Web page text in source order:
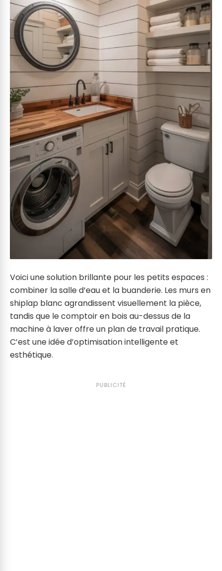
Voici une solution brillante pour les petits espaces :
combiner la salle d’eau et la buanderie. Les murs en
shiplap blanc agrandissent visuellement la pièce,
tandis que le comptoir en bois au-dessus de la
machine à laver offre un plan de travail pratique.
C’est une idée d’optimisation intelligente et
esthétique.
PUBLICITÉ